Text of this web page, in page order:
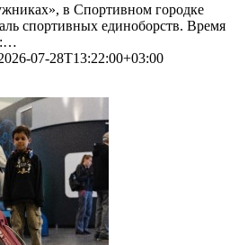
в Спортивном городке
спортивных единоборств. Время
07-28T13:22:00+03:00